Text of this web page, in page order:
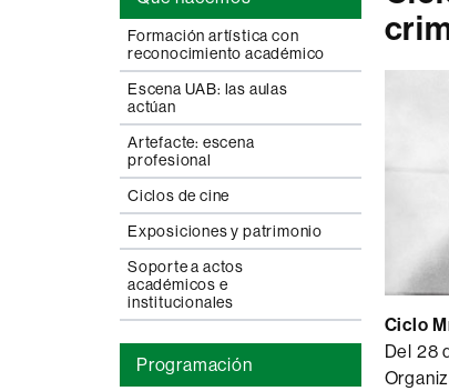
Formación artística con
reconocimiento académico
Escena UAB: las aulas
actúan
Artefacte: escena
profesional
Ciclos de cine
Exposiciones y patrimonio
Soporte a actos
académicos e
institucionales
Programación
Ciclo
Del 28